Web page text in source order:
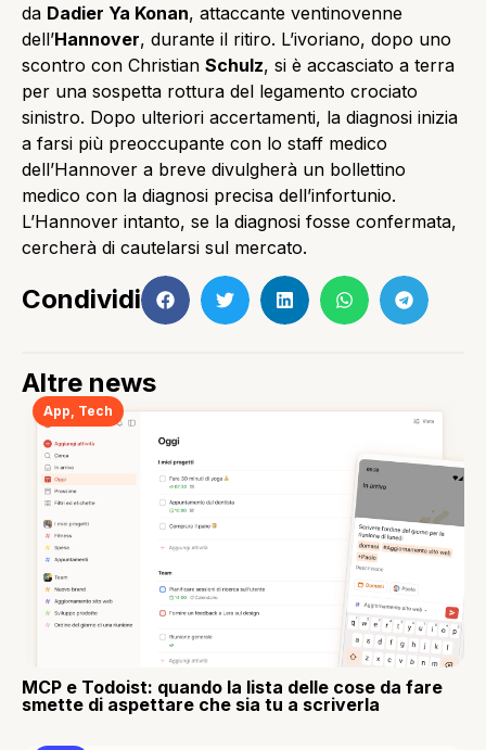
da Dadier Ya Konan, attaccante ventinovenne
dell’Hannover, durante il ritiro. L’ivoriano, dopo uno
scontro con Christian Schulz, si è accasciato a terra
per una sospetta rottura del legamento crociato
sinistro. Dopo ulteriori accertamenti, la diagnosi inizia
a farsi più preoccupante con lo staff medico
dell’Hannover a breve divulgherà un bollettino
medico con la diagnosi precisa dell’infortunio.
L’Hannover intanto, se la diagnosi fosse confermata,
cercherà di cautelarsi sul mercato.
Condividi
Altre news
App Tech
MCP e Todoist: quando la lista delle cose da fare
smette di aspettare che sia tu a scriverla